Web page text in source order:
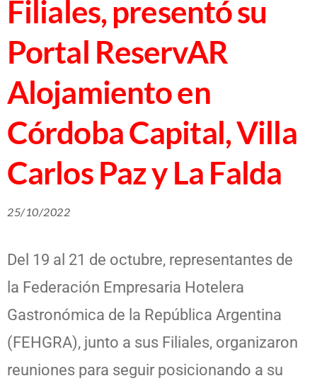
Filiales, presentó su
Portal ReservAR
Alojamiento en
Córdoba Capital, Villa
Carlos Paz y La Falda
25/10/2022
Del 19 al 21 de octubre, representantes de
la Federación Empresaria Hotelera
Gastronómica de la República Argentina
(FEHGRA), junto a sus Filiales, organizaron
reuniones para seguir posicionando a su